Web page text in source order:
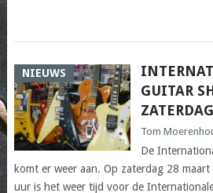
NIEUWS
GUITAR
Tom
De
komt er weer aan. Op zaterdag 28
uur is het weer tijd voor de